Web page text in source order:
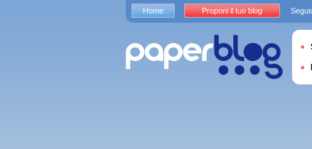
Home Proponi il tuo blog